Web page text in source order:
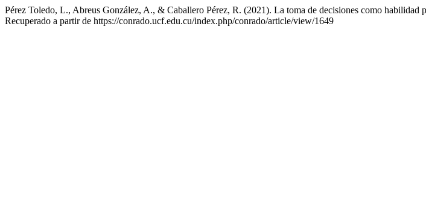
Pérez Toledo, L., Abreus González, A., & Caballero Pérez, R. (2021). La toma de decisiones como habilidad
Recuperado a partir de https://conrado.ucf.edu.cu/index.php/conrado/article/view/1649